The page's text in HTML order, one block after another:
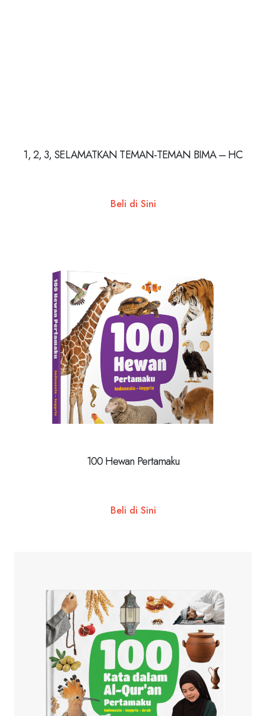
1, 2, 3, SELAMATKAN TEMAN-TEMAN BIMA – HC
Beli di Sini
100 Hewan Pertamaku
Beli di Sini